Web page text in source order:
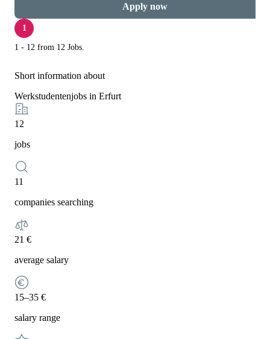
Apply now
1
1 - 12 from 12 Jobs.
Short information about
Werkstudentenjobs in Erfurt
12
jobs
11
companies searching
21 €
average salary
15–35 €
salary range